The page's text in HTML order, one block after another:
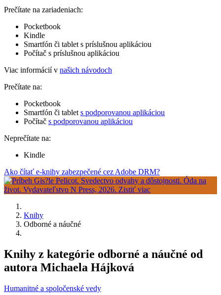
Prečítate na zariadeniach:
Pocketbook
Kindle
Smartfón či tablet s príslušnou aplikáciou
Počítač s príslušnou aplikáciou
Viac informácií v našich návodoch
Prečítate na:
Pocketbook
Smartfón či tablet s podporovanou aplikáciou
Počítač s podporovanou aplikáciou
Neprečítate na:
Kindle
Ako čítať e-knihy zabezpečené cez Adobe DRM?
Knihy
Odborné a náučné
Knihy z kategórie odborné a náučné od
autora Michaela Hájková
Humanitné a spoločenské vedy